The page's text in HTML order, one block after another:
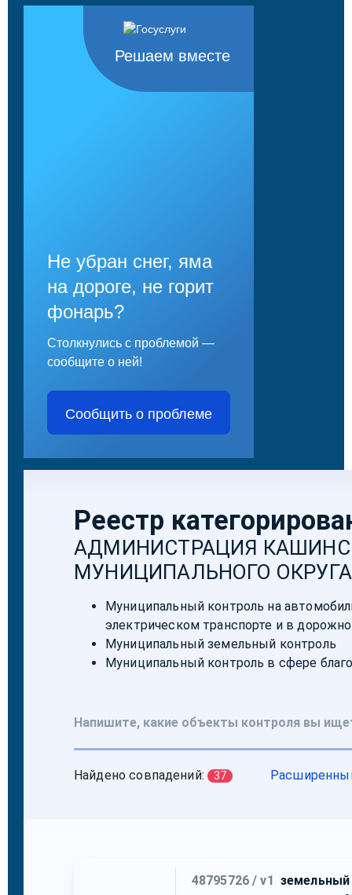
Решаем вместе
Не убран снег, яма
на дороге, не горит
фонарь?
Столкнулись с проблемой —
сообщите о ней!
Сообщить о проблеме